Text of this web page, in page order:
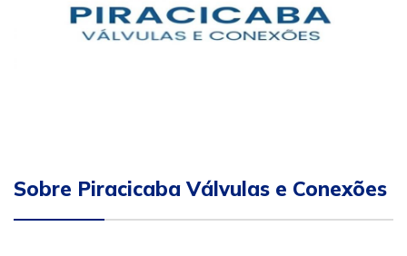
Sobre Piracicaba Válvulas e Conexões